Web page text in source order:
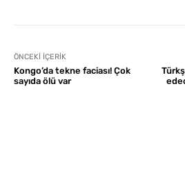
ÖNCEKI İÇERIK
Kongo’da tekne faciası! Çok
sayıda ölü var